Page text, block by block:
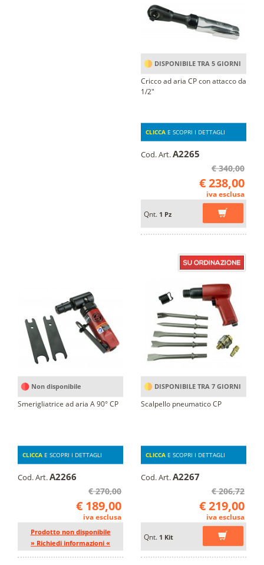
DISPONIBILE TRA 5 GIORNI
Cricco ad aria CP con attacco da
1/2"
CLICCA E SCOPRI I DETTAGLI
Cod. Art.A2265
€ 340,00
€ 238,00
iva esclusa
Qnt. 1 Pz
Non disponibile
Smerigliatrice ad aria A 90° CP
CLICCA E SCOPRI I DETTAGLI
Cod. Art.A2266
€ 270,00
€ 189,00
iva esclusa
Prodotto non disponibile
» Richiedi informazioni «
DISPONIBILE TRA 7 GIORNI
Scalpello pneumatico CP
CLICCA E SCOPRI I DETTAGLI
Cod. Art.A2267
€ 206,72
€ 219,00
iva esclusa
Qnt. 1 Kit